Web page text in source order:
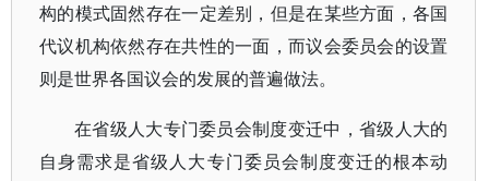
构的模式固然存在一定差别，但是在某些方面，各国
代议机构依然存在共性的一面，而议会委员会的设置
则是世界各国议会的发展的普遍做法。
在省级人大专门委员会制度变迁中，省级人大的
自身需求是省级人大专门委员会制度变迁的根本动